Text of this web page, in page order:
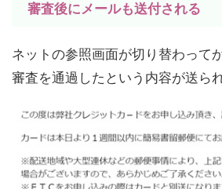
審査後にメールも送付される
ネットの参照画面が切り替わって
審査を通過したという内容が送ら